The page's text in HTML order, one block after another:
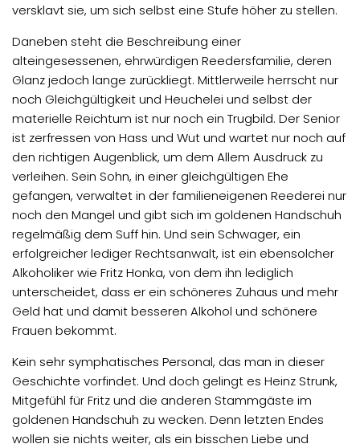
versklavt sie, um sich selbst eine Stufe höher zu stellen.
Daneben steht die Beschreibung einer
alteingesessenen, ehrwürdigen Reedersfamilie, deren
Glanz jedoch lange zurückliegt. Mittlerweile herrscht nur
noch Gleichgültigkeit und Heuchelei und selbst der
materielle Reichtum ist nur noch ein Trugbild. Der Senior
ist zerfressen von Hass und Wut und wartet nur noch auf
den richtigen Augenblick, um dem Allem Ausdruck zu
verleihen. Sein Sohn, in einer gleichgültigen Ehe
gefangen, verwaltet in der familieneigenen Reederei nur
noch den Mangel und gibt sich im goldenen Handschuh
regelmäßig dem Suff hin. Und sein Schwager, ein
erfolgreicher lediger Rechtsanwalt, ist ein ebensolcher
Alkoholiker wie Fritz Honka, von dem ihn lediglich
unterscheidet, dass er ein schöneres Zuhaus und mehr
Geld hat und damit besseren Alkohol und schönere
Frauen bekommt.
Kein sehr symphatisches Personal, das man in dieser
Geschichte vorfindet. Und doch gelingt es Heinz Strunk,
Mitgefühl für Fritz und die anderen Stammgäste im
goldenen Handschuh zu wecken. Denn letzten Endes
wollen sie nichts weiter, als ein bisschen Liebe und